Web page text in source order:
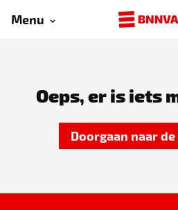
Menu
Oeps, er is iets
Doorgaan naar